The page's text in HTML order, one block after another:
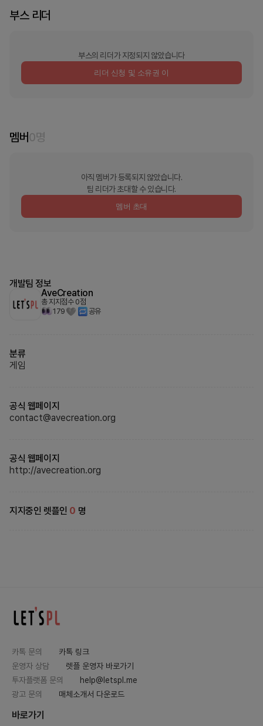
부스 리더
부스의 리더가 지정되지 않았습니다
리더 신청 및 소유권 이
멤버0명
아직 멤버가 등록되지 않았습니다.
팀 리더가 초대할 수 있습니다.
멤버 초대
개발팀 정보
AveCreation
총 지지점수 0점
179
공유
분류
게임
공식 웹페이지
contact@avecreation.org
공식 웹페이지
http://avecreation.org
지지중인 렛플인 0 명
카톡 문의
카톡 링크
운영자 상담
렛플 운영자 바로가기
투자플랫폼 문의
help@letspl.me
광고 문의
매체소개서 다운로드
바로가기